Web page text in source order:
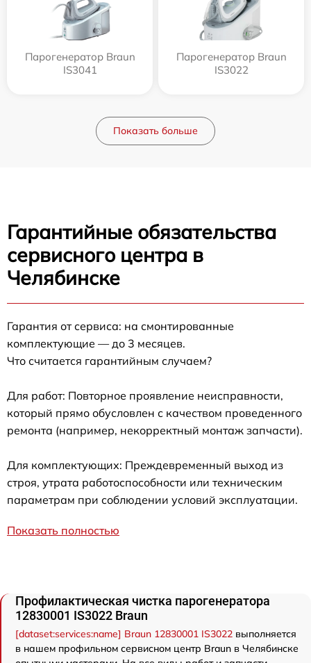
Парогенератор Braun
IS3041
Парогенератор Braun
IS3022
Показать больше
Гарантийные обязательства
сервисного центра в
Челябинске
Гарантия от сервиса: на смонтированные
комплектующие — до 3 месяцев.
Что считается гарантийным случаем?
Для работ: Повторное проявление неисправности,
который прямо обусловлен с качеством проведенного
ремонта (например, некорректный монтаж запчасти).
Для комплектующих: Преждевременный выход из
строя, утрата работоспособности или техническим
параметрам при соблюдении условий эксплуатации.
Показать полностью
Профилактическая чистка парогенератора
12830001 IS3022 Braun
[dataset:services:name] Braun 12830001 IS3022 выполняется
в нашем профильном сервисном центр Braun в Челябинске